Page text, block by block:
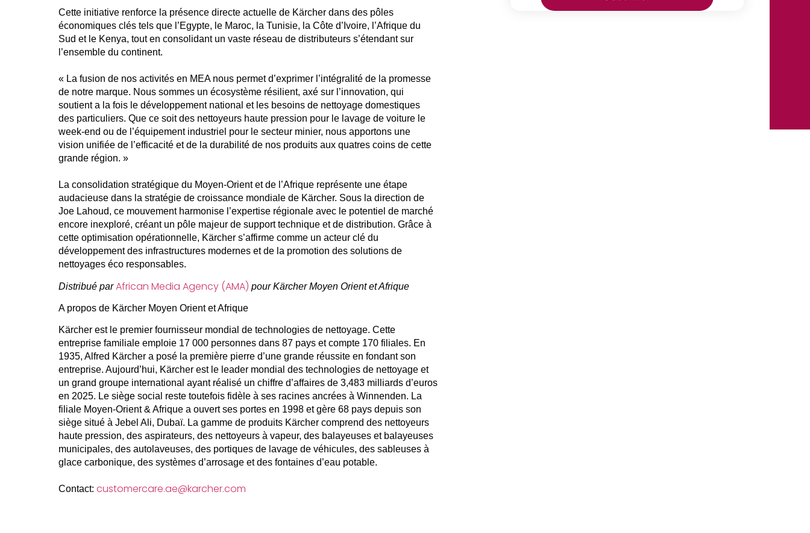
Cette initiative renforce la présence directe actuelle de Kärcher dans des pôles
économiques clés tels que l’Egypte, le Maroc, la Tunisie, la Côte d’Ivoire, l’Afrique du
Sud et le Kenya, tout en consolidant un vaste réseau de distributeurs s’étendant sur
l’ensemble du continent.
« La fusion de nos activités en MEA nous permet d’exprimer l’intégralité de la promesse
de notre marque. Nous sommes un écosystème résilient, axé sur l’innovation, qui
soutient a la fois le développement national et les besoins de nettoyage domestiques
des particuliers. Que ce soit des nettoyeurs haute pression pour le lavage de voiture le
week-end ou de l’équipement industriel pour le secteur minier, nous apportons une
vision unifiée de l’efficacité et de la durabilité de nos produits aux quatres coins de cette
grande région. »
La consolidation stratégique du Moyen-Orient et de l’Afrique représente une étape
audacieuse dans la stratégie de croissance mondiale de Kärcher. Sous la direction de
Joe Lahoud, ce mouvement harmonise l’expertise régionale avec le potentiel de marché
encore inexploré, créant un pôle majeur de support technique et de distribution. Grâce à
cette optimisation opérationnelle, Kärcher s’affirme comme un acteur clé du
développement des infrastructures modernes et de la promotion des solutions de
nettoyages éco responsables.
Distribué parAfrican Media Agency (AMA) pour Kärcher Moyen Orient et Afrique
A propos de Kärcher Moyen Orient et Afrique
Kärcher est le premier fournisseur mondial de technologies de nettoyage. Cette
entreprise familiale emploie 17 000 personnes dans 87 pays et compte 170 filiales. En
1935, Alfred Kärcher a posé la première pierre d’une grande réussite en fondant son
entreprise. Aujourd’hui, Kärcher est le leader mondial des technologies de nettoyage et
un grand groupe international ayant réalisé un chiffre d’affaires de 3,483 milliards d’euros
en 2025. Le siège social reste toutefois fidèle à ses racines ancrées à Winnenden. La
filiale Moyen-Orient & Afrique a ouvert ses portes en 1998 et gère 68 pays depuis son
siège situé à Jebel Ali, Dubaï. La gamme de produits Kärcher comprend des nettoyeurs
haute pression, des aspirateurs, des nettoyeurs à vapeur, des balayeuses et balayeuses
municipales, des autolaveuses, des portiques de lavage de véhicules, des sableuses à
glace carbonique, des systèmes d’arrosage et des fontaines d’eau potable.
Contact: customercare.ae@karcher.com